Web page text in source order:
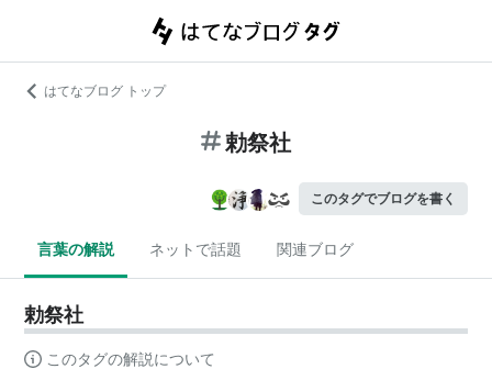
はてなブログ トップ
勅祭社
このタグでブログを書く
言葉の解説 ネットで話題 関連ブログ
勅祭社
このタグの解説について